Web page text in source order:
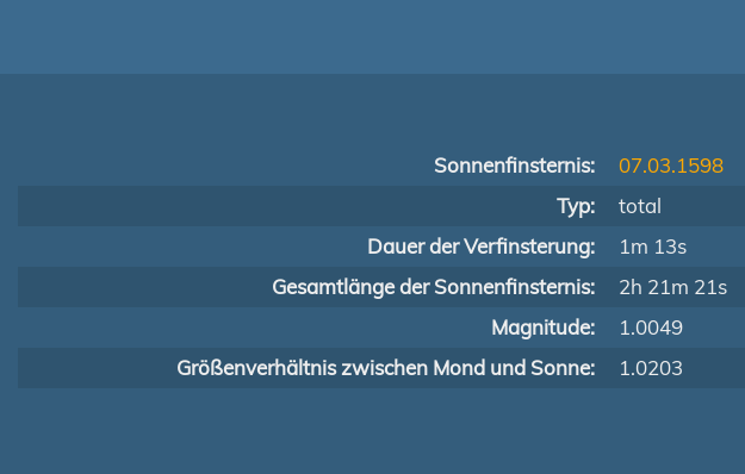
Sonnenfinsternis:
07.03.1598
Typ:
total
Dauer der Verfinsterung:
1m 13s
Gesamtlänge der Sonnenfinsternis:
2h 21m 21s
Magnitude:
1.0049
Größenverhältnis zwischen Mond und Sonne:
1.0203